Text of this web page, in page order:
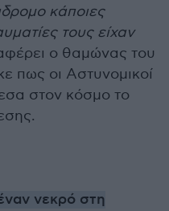
κάποιες
τους είχαν
ο θαμώνας του
πως οι Αστυνομικοί
στον κόσμο το
νεκρό στη